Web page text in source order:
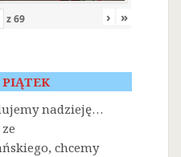
z69 › »
nadzieję…
chcemy